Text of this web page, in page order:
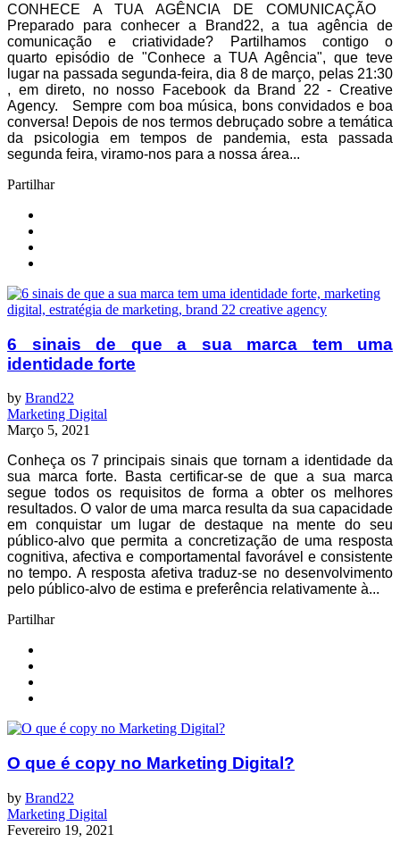
CONHECE A TUA AGÊNCIA DE COMUNICAÇÃO
Preparado para conhecer a Brand22, a tua agência de
comunicação e criatividade? Partilhamos contigo o
quarto episódio de "Conhece a TUA Agência", que teve
lugar na passada segunda-feira, dia 8 de março, pelas 21:30​
, em direto, no nosso Facebook da Brand 22 - Creative
Agency. Sempre com boa música, bons convidados e boa
conversa! Depois de nos termos debruçado sobre a temática
da psicologia em tempos de pandemia, esta passada
segunda feira, viramo-nos para a nossa área...
Partilhar
6 sinais de que a sua marca tem uma
identidade forte
by Brand22
Marketing Digital
Março 5, 2021
Conheça os 7 principais sinais que tornam a identidade da
sua marca forte. Basta certificar-se de que a sua marca
segue todos os requisitos de forma a obter os melhores
resultados. O valor de uma marca resulta da sua capacidade
em conquistar um lugar de destaque na mente do seu
público-alvo que permita a concretização de uma resposta
cognitiva, afectiva e comportamental favorável e consistente
no tempo. A resposta afetiva traduz-se no desenvolvimento
pelo público-alvo de estima e preferência relativamente à...
Partilhar
O que é copy no Marketing Digital?
by Brand22
Marketing Digital
Fevereiro 19, 2021